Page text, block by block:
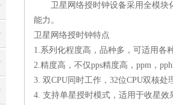
卫星网络授时钟设备采用全模块
能力。
卫星网络授时钟特点
1.系列化程度高，品种多，可适用各
2.精度高，不仅pps精度高， ppm ， pph
3. 双CPU 同时工作， 32位CPU双核处
4. 支持单星授时模式，适用于收星效